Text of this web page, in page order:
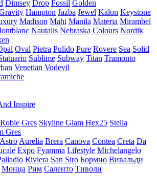
Dimsey Drop Fossil Golden
Hampton Jazba Jewel Kalon Keystone
Madison Mahi Manila Materia Mirambel
Nautalis Nebraska Colours Nordik
Oval Pietra Pulido Pure Rovere Sea Solid
Sublime Subway Titan Tramonto
Venetian Vodevil
Inspire
Roble Gres Skyline Glam Hex25 Stella
Gres
Astro Aurelia Brera Canova Contea Creta Da
Expo Fyamma Lifestyle Michelangelo
Riviera San Siro Бормио Вивальди
Монца Рим Саленто Тиволи